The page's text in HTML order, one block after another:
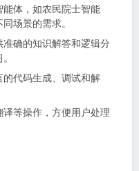
体，如农民院士智能
场景的需求。
确的知识解答和逻辑分
代码生成、调试和解
等操作，方便用户处理